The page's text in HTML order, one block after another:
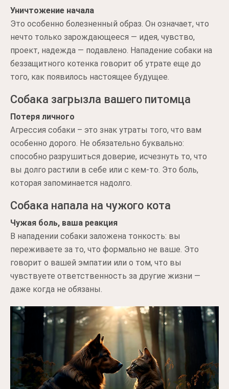
Уничтожение начала
Это особенно болезненный образ. Он означает, что
нечто только зарождающееся — идея, чувство,
проект, надежда — подавлено. Нападение собаки на
беззащитного котенка говорит об утрате еще до
того, как появилось настоящее будущее.
Собака загрызла вашего питомца
Потеря личного
Агрессия собаки – это знак утраты того, что вам
особенно дорого. Не обязательно буквально:
способно разрушиться доверие, исчезнуть то, что
вы долго растили в себе или с кем-то. Это боль,
которая запоминается надолго.
Собака напала на чужого кота
Чужая боль, ваша реакция
В нападении собаки заложена тонкость: вы
переживаете за то, что формально не ваше. Это
говорит о вашей эмпатии или о том, что вы
чувствуете ответственность за другие жизни —
даже когда не обязаны.